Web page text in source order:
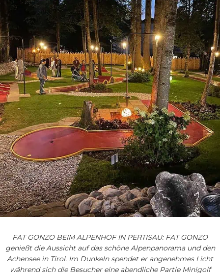
FAT GONZO BEIM ALPENHOF IN PERTISAU: FAT GONZO
genießt die Aussicht auf das schöne Alpenpanorama und den
Achensee in Tirol. Im Dunkeln spendet er angenehmes Licht
während sich die Besucher eine abendliche Partie Minigolf